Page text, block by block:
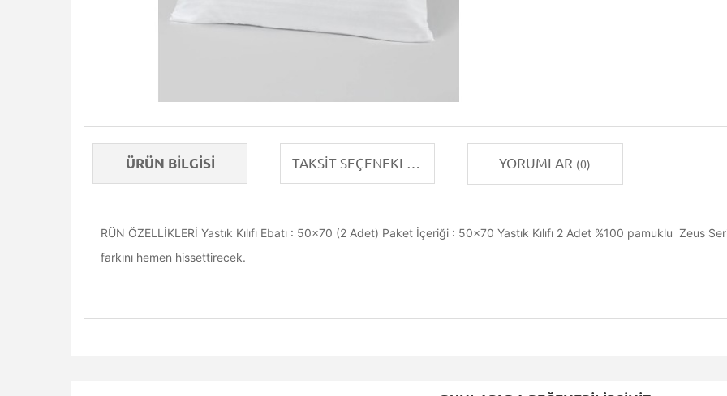
ÜRÜN BILGISI TAKSIT SEÇENEKLERI YORUMLAR (0)
RÜN ÖZELLİKLERİ Yastık Kılıfı Ebatı : 50x70 (2 Adet) Paket İçeriği : 50x70 Yastık Kılıfı 2 Adet %100 pamuklu Zeus
farkını hemen hissettirecek.